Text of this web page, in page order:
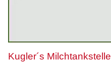
Kugler´s Milchtankstelle